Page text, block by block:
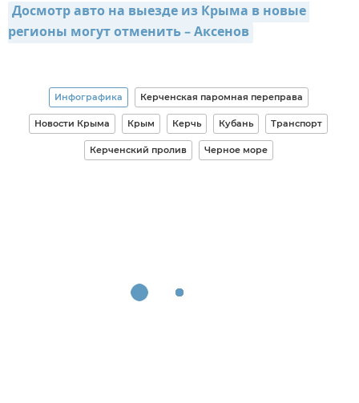
Досмотр авто на выезде из Крыма в новые
регионы могут отменить – Аксенов
Инфографика Керченская паромная переправа
Новости Крыма Крым Керчь Кубань Транспорт
Керченский пролив Черное море